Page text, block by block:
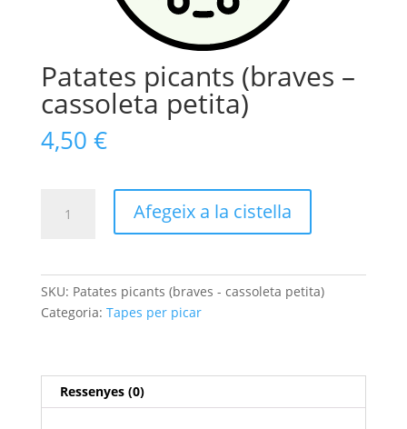
Patates picants (braves –
cassoleta petita)
4,50 €
cassoleta
Afegeix a la cistella
SKU: Patates picants (braves - cassoleta petita)
Categoria: Tapes per picar
Ressenyes (0)